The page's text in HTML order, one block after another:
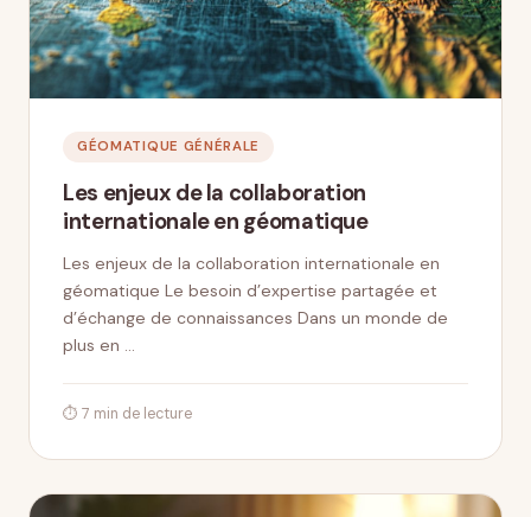
GÉOMATIQUE GÉNÉRALE
Les enjeux de la collaboration
internationale en géomatique
Les enjeux de la collaboration internationale en
géomatique Le besoin d’expertise partagée et
d’échange de connaissances Dans un monde de
plus en …
⏱ 7 min de lecture